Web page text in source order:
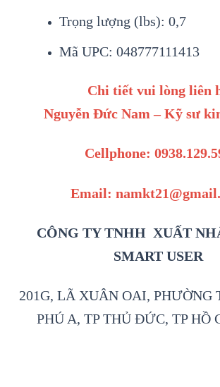
Trọng lượng (lbs): 0,7
Mã UPC: 048777111413
Chi tiết vui lòng liên
Nguyễn Đức Nam – Kỹ sư
Cellphone:
Email:
CÔNG TY TNHH XUẤT
SMART USER
201G, LÃ XUÂN OAI, PHƯỜNG
PHÚ A, TP THỦ ĐỨC, TP HỒ